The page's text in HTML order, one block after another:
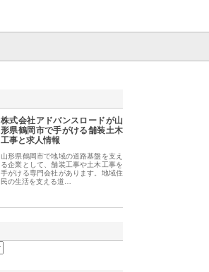
株式会社アドバンスロードが山
形県鶴岡市で手がける舗装土木
工事と求人情報
山形県鶴岡市で地域の道路基盤を支え
る企業として、舗装工事や土木工事を
手がける専門会社があります。地域住
民の生活を支える道…